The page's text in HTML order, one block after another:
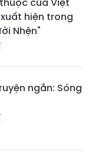
hiện trong
Nhện"
ngắn: Sóng